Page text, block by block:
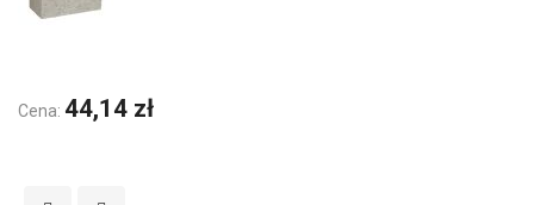
Cena: 44,14 zł